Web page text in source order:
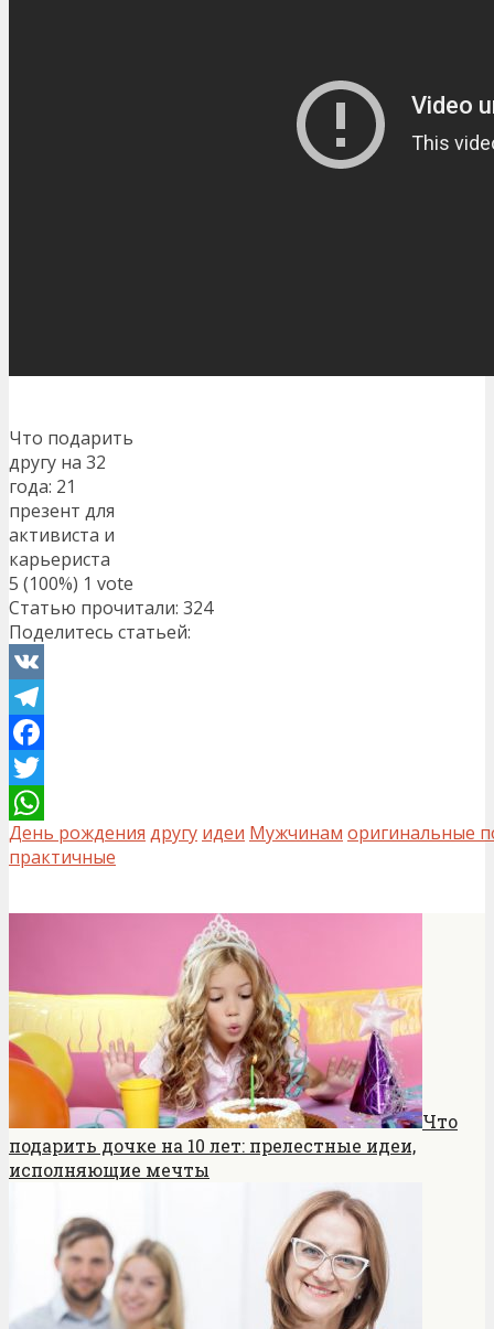
Что подарить
другу на 32
года: 21
презент для
активиста и
карьериста
5 (100%) 1 vote
Статью прочитали: 324
Поделитесь статьей:
VK
Telegram
Facebook
Twitter
WhatsApp
День рождения другу идеи Мужчинам оригинальные
практичные
Что
подарить дочке на 10 лет: прелестные идеи,
исполняющие мечты